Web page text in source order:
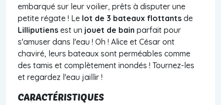
embarqué sur leur voilier, prêts à disputer une
petite régate ! Le lot de 3 bateaux flottants de
Lilliputiens est un jouet de bain parfait pour
s'amuser dans l'eau ! Oh ! Alice et César ont
chaviré, leurs bateaux sont perméables comme
des tamis et complètement inondés ! Tournez-les
et regardez l'eau jaillir !
CARACTÉRISTIQUES